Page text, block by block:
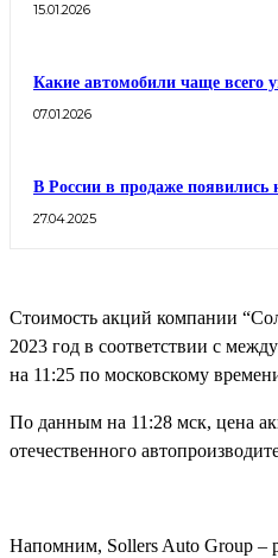
15.01.2026
Какие автомобили чаще всего
07.01.2026
В России в продаже появились
27.04.2025
Стоимость акций компании
2023 год в соответствии с
на 11:25 по московскому
По данным на 11:28 мск, цена
отечественного
Напомним, Sollers Auto Group –